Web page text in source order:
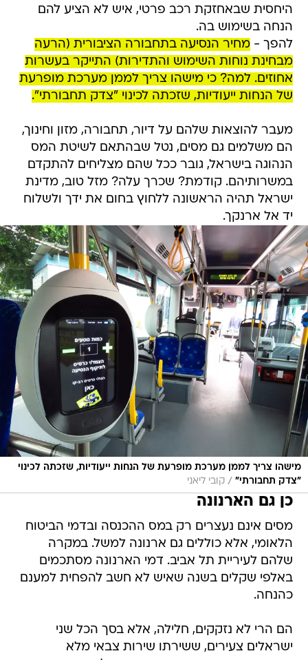
היחסית שבאחזקת רכב פרטי, איש לא הציע להם
הנחה בשימוש בה.
להפך -מחיר הנסיעה בתחבורה הציבורית (הרעה
מבחינת נוחות השימוש והתדירות) התייקר בעשרות
אחוזים. למה? כי מישהו צריך לממן מערכת מופרעת
של הנחות ייעודיות, שזכתה לכינוי "צדק תחבורתי".
מעבר להוצאות שלהם על דיור, תחבורה, מזון וחינוך,
הם משלמים גם מסים, נטל שבהתאם לשיטת המס
הנהוגה בישראל, גובר ככל שהם מצליחים להתקדם
במשרותיהם. קודמת? שכרך עלה? מזל טוב, מדינת
ישראל תהיה הראשונה ללחוץ בחום את ידך ולשלוח
יד אל ארנקך.
מישהו צריך לממן מערכת מופרעת של הנחות ייעודיות, שזכתה לכינוי
"צדק תחבורתי" / קובי ליאני
כן גם הארנונה
מסים אינם נעצרים רק במס ההכנסה ובדמי הביטוח
הלאומי, אלא כוללים גם ארנונה למשל. במקרה
שלהם לעיריית תל אביב. דמי הארנונה מסתכמים
באלפי שקלים בשנה שאיש לא חשב להפחית למענם
כהנחה.
הם הרי לא נזקקים, חלילה, אלא בסך הכל שני
ישראלים צעירים, ששירתו שירות צבאי מלא